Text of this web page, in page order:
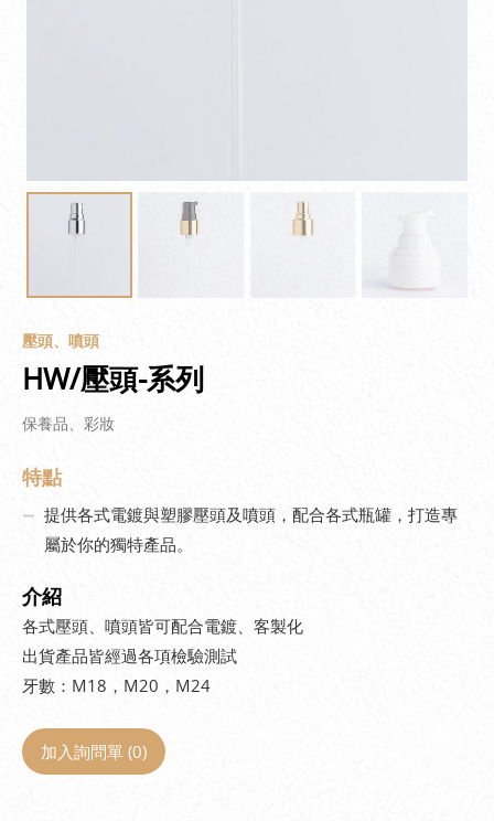
壓頭、噴頭
HW/壓頭-系列
保養品、彩妝
特點
提供各式電鍍與塑膠壓頭及噴頭，配合各式瓶罐，打造專
屬於你的獨特產品。
介紹
各式壓頭、噴頭皆可配合電鍍、客製化
出貨產品皆經過各項檢驗測試
牙數：M18，M20，M24
加入詢問單 (0)